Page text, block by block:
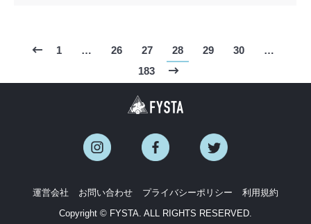
1 … 26 27 28 29 30
…
183
運営会社 お問い合わせ プライバシーポリシー
利用規約
Copyright © FYSTA. ALL RIGHTS RESERVED.